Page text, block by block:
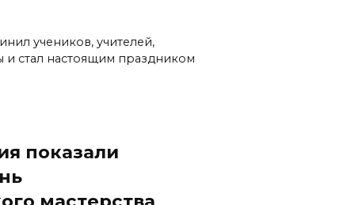
учеников, учителей,
стал настоящим праздником
показали